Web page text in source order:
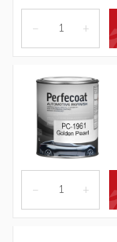
– +
– +